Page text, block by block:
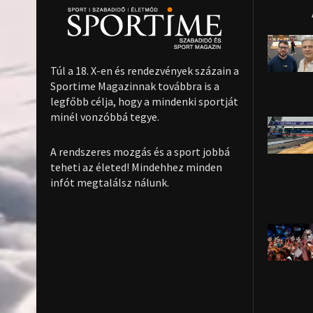
Túl a 18. X-en és rendezvények százain a
Sportime Magazinnak továbbra is a
legfőbb célja, hogy a mindenki sportját
minél vonzóbbá tegye.
A rendszeres mozgás és a sport jobbá
teheti az életed! Mindehhez minden
infót megtalálsz nálunk.